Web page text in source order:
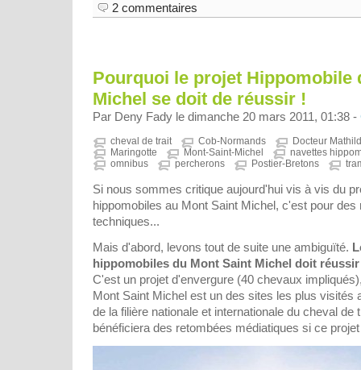
2 commentaires
Pourquoi le projet Hippomobile
Michel se doit de réussir !
Par Deny Fady le dimanche 20 mars 2011, 01:38 -
cheval de trait Cob-Normands
Docteur
Maringotte
Mont-Saint-Michel
navettes
omnibus
percherons Postier-Bretons
Si nous sommes critique aujourd'hui vis à vis du
hippomobiles au Mont Saint Michel, c'est pour
techniques...
Mais d'abord, levons tout de suite une ambiguïté.
hippomobiles du Mont Saint Michel doit
C'est un projet d'envergure (40 chevaux
Mont Saint Michel est un des sites les plus visités
de la filière nationale et internationale du cheval de
bénéficiera des retombées médiatiques si ce